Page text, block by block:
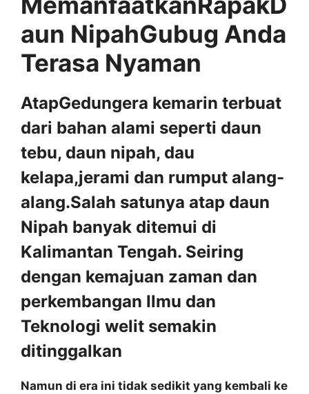
aun NipahGubug Anda
Terasa Nyaman
AtapGedungera kemarin terbuat
dari bahan alami seperti daun
tebu, daun nipah, dau
kelapa,jerami dan rumput alang-
alang.Salah satunya atap daun
Nipah banyak ditemui di
Kalimantan Tengah. Seiring
dengan kemajuan zaman dan
perkembangan Ilmu dan
Teknologi welit semakin
ditinggalkan
Namun di era ini tidak sedikit yang kembali ke